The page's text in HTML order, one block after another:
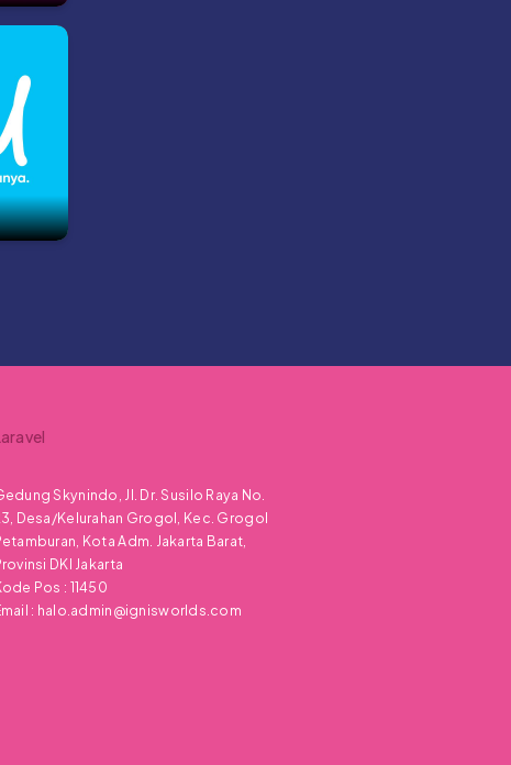
Skynindo, Jl. Dr. Susilo Raya No.
Desa/Kelurahan Grogol, Kec. Grogol
Kota Adm. Jakarta Barat,
DKI Jakarta
Pos : 11450
: halo.admin@ignisworlds.com